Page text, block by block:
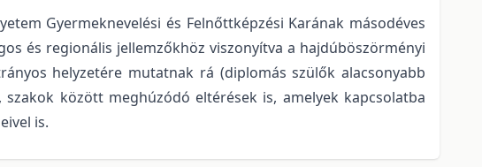
Gyermeknevelési és Felnőttképzési Karának másodéves
és regionális jellemzőkhöz viszonyítva a hajdúböszörményi
helyzetére mutatnak rá (diplomás szülők alacsonyabb
között meghúzódó eltérések is, amelyek kapcsolatba
is.